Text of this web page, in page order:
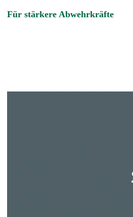
Für stärkere Abwehrkräfte